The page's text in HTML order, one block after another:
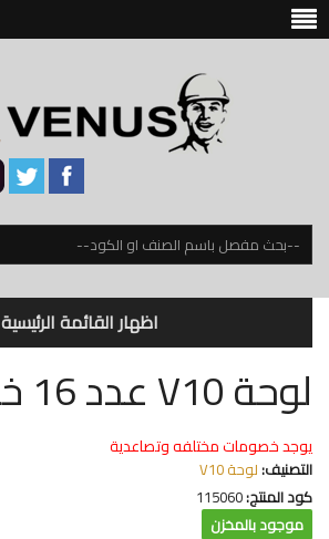
اظهار القائمة الرئيسية
لوحة V10 عدد 16 خط
يوجد خصومات مختلفه وتصاعدية
التصنيف:لوحة V10
كود المنتج:115060
موجود بالمخزن